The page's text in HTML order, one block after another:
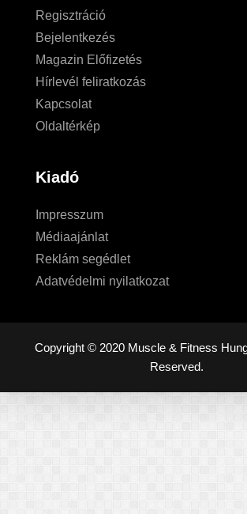
Regisztráció
Bejelentkezés
Magazin Előfizetés
Hírlevél feliratkozás
Kapcsolat
Oldaltérkép
Kiadó
Impresszum
Médiaajánlat
Reklám segédlet
Adatvédelmi nyilatkozat
Copyright © 2020 Muscle & Fitness
Reserved.